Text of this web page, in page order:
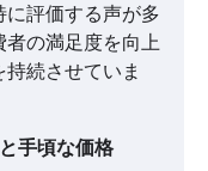
評価する声が多
者の満足度を向上
続させていま
手頃な価格